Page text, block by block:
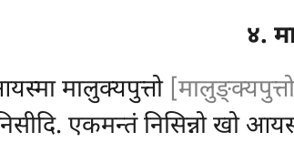
४.
मालुक्यपुत्तो
एकमन्तं निसिन्नो खो